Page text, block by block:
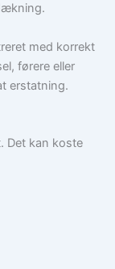
med korrekt
førere eller
erstatning.
Det kan koste